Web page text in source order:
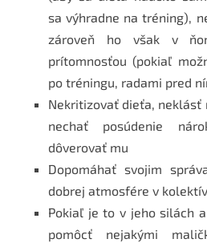
sa výhradne na tréning),
zároveň ho však v
prítomnosťou (pokiaľ
po tréningu, radami pred
Nekritizovať dieťa, neklásť
nechať posúdenie
dôverovať mu
Dopomáhať svojim
dobrej atmosfére v
Pokiaľ je to v jeho silách
pomôcť nejakými